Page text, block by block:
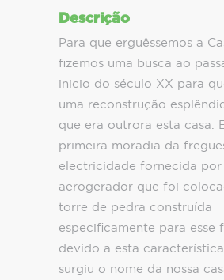
Descrição
Para que erguêssemos a
fizemos uma busca ao
inicio do século XX para
uma reconstrução
que era outrora esta casa.
primeira moradia da
electricidade fornecida por
aerogerador que foi
torre de pedra construída
especificamente para esse
devido a esta
surgiu o nome da nossa